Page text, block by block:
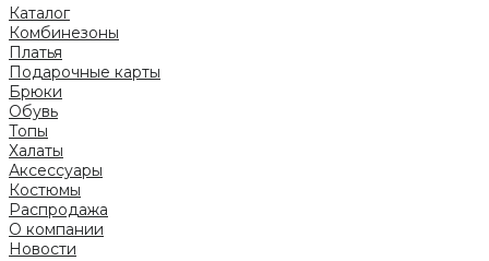
Каталог
Комбинезоны
Платья
Подарочные карты
Брюки
Обувь
Топы
Халаты
Аксессуары
Костюмы
Распродажа
О компании
Новости